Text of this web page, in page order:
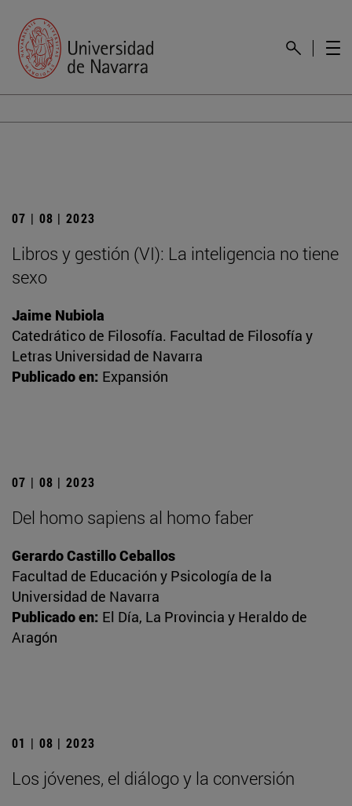
07 | 08 | 2023
Libros y gestión (VI): La inteligencia no tiene
sexo
Jaime Nubiola
Catedrático de Filosofía. Facultad de Filosofía y
Letras Universidad de Navarra
Publicado en: Expansión
07 | 08 | 2023
Del homo sapiens al homo faber
Gerardo Castillo Ceballos
Facultad de Educación y Psicología de la
Universidad de Navarra
Publicado en: El Día, La Provincia y Heraldo de
Aragón
01 | 08 | 2023
Los jóvenes, el diálogo y la conversión